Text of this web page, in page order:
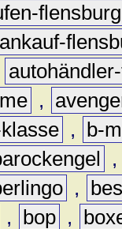
flensburg
,
,
b-
,
, bop ,